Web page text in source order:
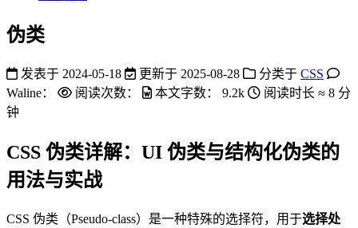
伪类
发表于 2024-05-18 更新于 2025-08-28 分类于 CSS
Waline：
阅读次数： 本文字数： 9.2k 阅读时长 ≈ 8 分
钟
CSS 伪类详解：UI 伪类与结构化伪类的
用法与实战
CSS 伪类（Pseudo-class）是一种特殊的选择符，用于选择处